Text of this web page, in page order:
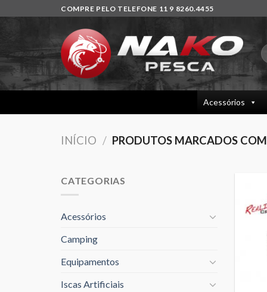
COMPRE PELO TELEFONE 11 9 8260.4455
Acessórios
INÍCIO / PRODUTOS MARCADOS
CATEGORIAS
Acessórios
Camping
Equipamentos
Iscas Artificiais